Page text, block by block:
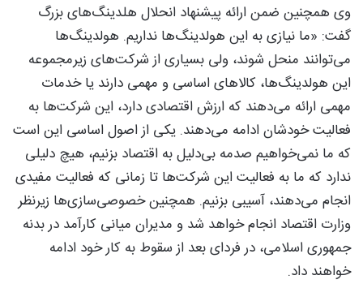
وی همچنین ضمن ارائه پیشنهاد انحلال هلدینگ‌های بزرگ
گفت: «ما نیازی به این هولدینگ‌ها نداریم. هولدینگ‌ها
می‌توانند منحل شوند، ولی بسیاری از شرکت‌های زیرمجموعه
این هولدینگ‌ها، کالاهای اساسی و مهمی دارند یا خدمات
مهمی ارائه می‌دهند که ارزش اقتصادی دارد، این شرکت‌ها به
فعالیت خودشان ادامه می‌دهند. یکی از اصول اساسی این است
که ما نمی‌خواهیم صدمه بی‌دلیل به اقتصاد بزنیم، هیچ دلیلی
ندارد که ما به فعالیت این شرکت‌ها تا زمانی که فعالیت مفیدی
انجام می‌دهند، آسیبی بزنیم. همچنین خصوصی‌سازی‌ها زیرنظر
وزارت اقتصاد انجام خواهد شد و مدیران میانی کارآمد در بدنه
جمهوری اسلامی، در فردای بعد از سقوط به کار خود ادامه
خواهند داد.